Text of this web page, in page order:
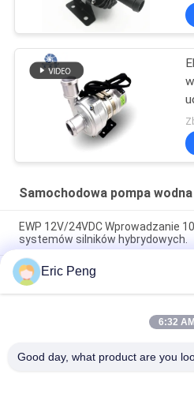
Samochodowa pompa wodna
EWP 12V/24VDC Wprowadzanie
systemów silników hybrydowych.
Pompy chłodzące samochodowe
układu chłodzenia PHEV dla
hybrydowym autobusem.
Wysokiej jakości pompa wodna
Eric Peng
6:32 AM
Good day, what product are you